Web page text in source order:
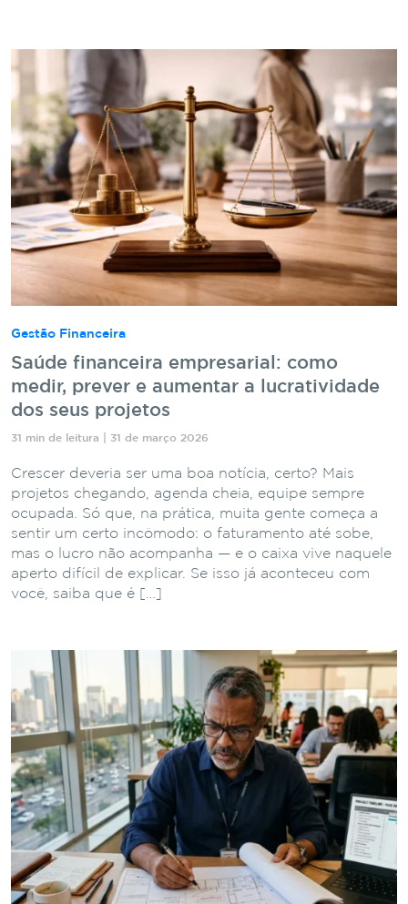
Gestão Financeira
Saúde financeira empresarial: como
medir, prever e aumentar a lucratividade
dos seus projetos
31 min de leitura | 31 de março 2026
Crescer deveria ser uma boa notícia, certo? Mais
projetos chegando, agenda cheia, equipe sempre
ocupada. Só que, na prática, muita gente começa a
sentir um certo incômodo: o faturamento até sobe,
mas o lucro não acompanha — e o caixa vive naquele
aperto difícil de explicar. Se isso já aconteceu com
você, saiba que é […]